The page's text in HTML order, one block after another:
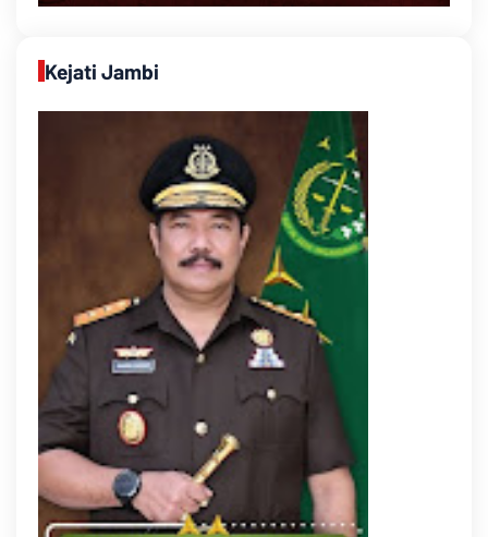
Kejati Jambi